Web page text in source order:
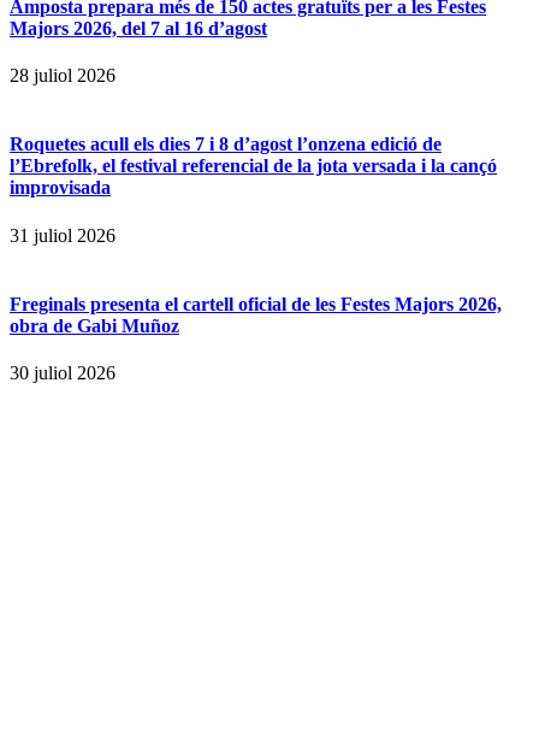
Amposta prepara més de 150 actes gratuïts per a les Festes
Majors 2026, del 7 al 16 d’agost
28 juliol 2026
Roquetes acull els dies 7 i 8 d’agost l’onzena edició de
l’Ebrefolk, el festival referencial de la jota versada i la cançó
improvisada
31 juliol 2026
Freginals presenta el cartell oficial de les Festes Majors 2026,
obra de Gabi Muñoz
30 juliol 2026